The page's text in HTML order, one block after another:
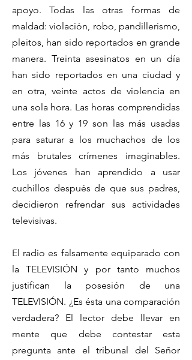
apoyo. Todas las otras formas de
maldad: violación, robo, pandillerismo,
pleitos, han sido reportados en grande
manera. Treinta asesinatos en un día
han sido reportados en una ciudad y
en otra, veinte actos de violencia en
una sola hora. Las horas comprendidas
entre las 16 y 19 son las más usadas
para saturar a los muchachos de los
más brutales crímenes imaginables.
Los jóvenes han aprendido a usar
cuchillos después de que sus padres,
decidieron refrendar sus actividades
televisivas.
El radio es falsamente equiparado con
la TELEVISIÓN y por tanto muchos
justifican la posesión de una
TELEVISIÓN. ¿Es ésta una comparación
verdadera? El lector debe llevar en
mente que debe contestar esta
pregunta ante el tribunal del Señor